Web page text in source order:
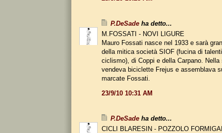
P.DeSade ha detto...
M.FOSSATI - NOVI LIGURE
Mauro Fossati nasce nel 1933 e sarà
della mitica società SIOF (fucina di
ciclismo), di Coppi e della Carpano. Nella
vendeva biciclette Frejus e assemblava
marcate Fossati.
23/9/10 10:31 AM
P.DeSade ha detto...
CICLI BLARESIN - POZZOLO